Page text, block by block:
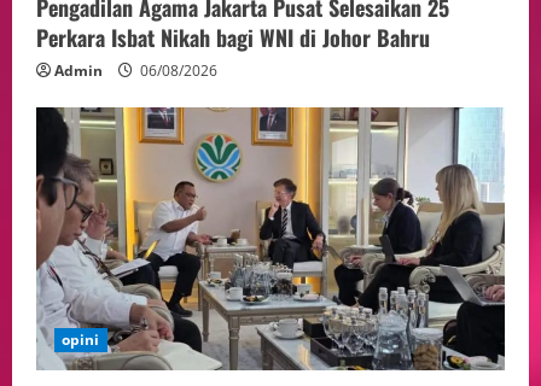
Pengadilan Agama Jakarta Pusat Selesaikan 25
Perkara Isbat Nikah bagi WNI di Johor Bahru
Admin 06/08/2026
opini